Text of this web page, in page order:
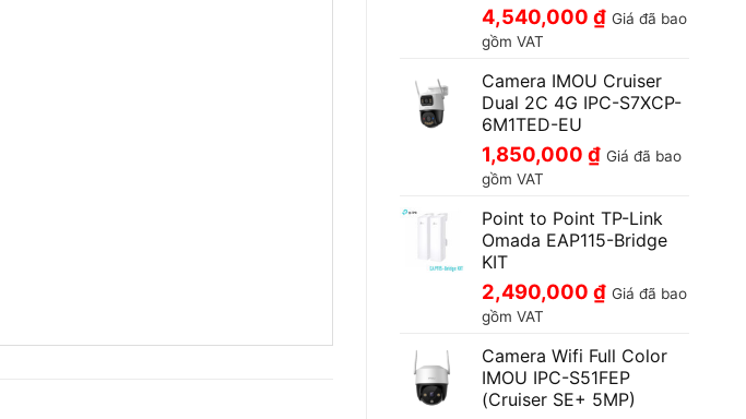
4,540,000 ₫ Giá đã bao
gồm VAT
Camera IMOU Cruiser
Dual 2C 4G IPC-S7XCP-
6M1TED-EU
1,850,000 ₫ Giá đã bao
gồm VAT
Point to Point TP-Link
Omada EAP115-Bridge
KIT
2,490,000 ₫ Giá đã bao
gồm VAT
Camera Wifi Full Color
IMOU IPC-S51FEP
(Cruiser SE+ 5MP)